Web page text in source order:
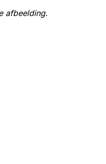
afbeelding.